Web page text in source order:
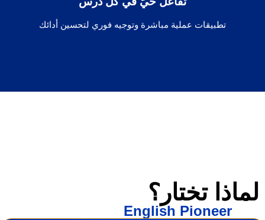
تطبيقات عملية مباشرة وتوجيه فوري لتحسين أدائك
لماذا تختار؟
English Pioneer